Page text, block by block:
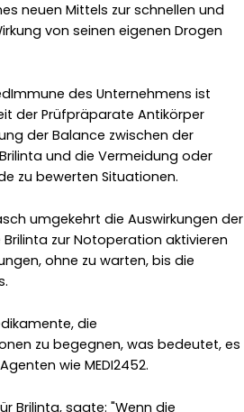
neuen Mittels zur schnellen und
von seinen eigenen Drogen
des Unternehmens ist
der Prüfpräparate Antikörper
der Balance zwischen der
und die Vermeidung oder
zu bewerten Situationen.
umgekehrt die Auswirkungen der
zur Notoperation aktivieren
ohne zu warten, bis die
die
zu begegnen, was bedeutet, es
wie MEDI2452.
Brilinta, sagte: "Wenn die